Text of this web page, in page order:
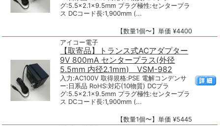
グ:5.5×2.1×9.5mm プラグ極性:センタープラ
ス DCコード長:1,900mm (...
【数量1個〜】単価 ¥4400
アイコー電子
【取寄品】トランス式ACアダプター
9V 800mA センタープラス(外径
5.5mm 内径2.1mm) VSM-982
入力:AC100V 取得規格:PSE 電解コンデンサ
ー:日系品 RoHS:対応(10物質) DCプラ
グ:5.5×2.1×9.5mm プラグ極性:センタープラ
ス DCコード長:1,900mm (...
【数量1個〜】単価 ¥5445